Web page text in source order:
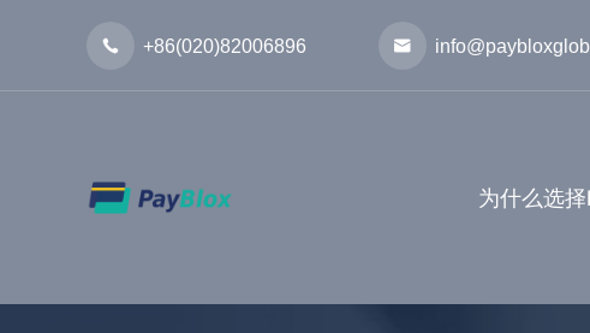
 +86(020)82006896 
为什么选择